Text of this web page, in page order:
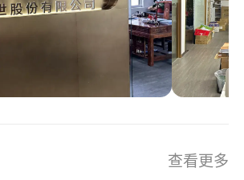
時上崗！
底薪有補貼高提成，簽單即獲豐厚
業績獎、新人開單獎、團隊激勵
查看更多